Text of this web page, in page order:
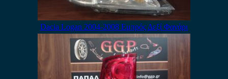
Dacia Logan 2004-2008 Εμπρός Δεξί Φανάρι